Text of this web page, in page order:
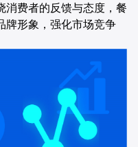
消费者的反馈与态度，餐
牌形象，强化市场竞争